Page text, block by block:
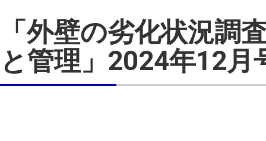
「外壁の劣化状況調
と管理」2024年12月